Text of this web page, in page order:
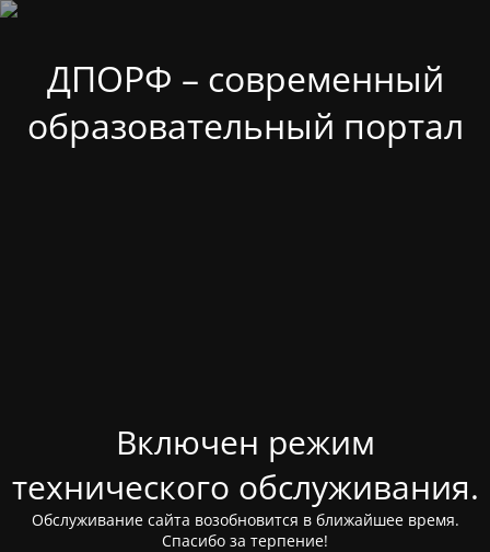
ДПОРФ – современный
образовательный портал
Включен режим
технического обслуживания.
Обслуживание сайта возобновится в ближайшее время.
Спасибо за терпение!